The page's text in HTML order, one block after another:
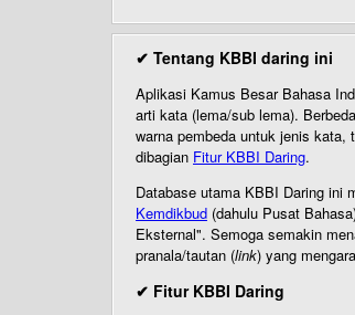
✔ Tentang KBBI daring ini
Aplikasi Kamus Besar Bahasa
arti kata (lema/sub lema).
warna pembeda untuk jenis kata,
dibagian Fitur KBBI Daring.
Database utama KBBI Daring ini
Kemdikbud (dahulu Pusat
Eksternal". Semoga semakin
pranala/tautan (link) yang
✔ Fitur KBBI Daring